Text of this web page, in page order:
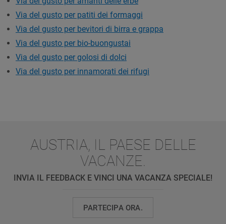
Via del gusto per patiti dei formaggi
Via del gusto per bevitori di birra e grappa
Via del gusto per bio-buongustai
Via del gusto per golosi di dolci
Via del gusto per innamorati dei rifugi
AUSTRIA, IL PAESE DELLE
VACANZE.
INVIA IL FEEDBACK E VINCI UNA VACANZA SPECIALE!
PARTECIPA ORA.